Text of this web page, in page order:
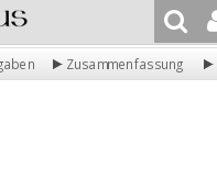
Zusammenfassung